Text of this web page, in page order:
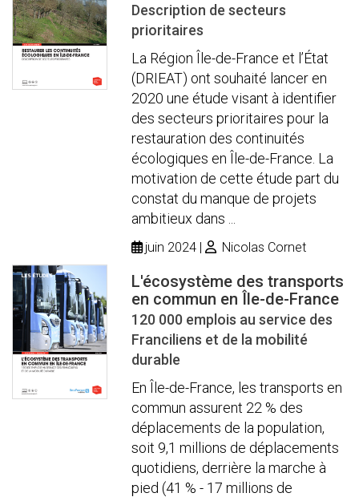
Description de secteurs
prioritaires
La Région Île-de-France et l’État
(DRIEAT) ont souhaité lancer en
2020 une étude visant à identifier
des secteurs prioritaires pour la
restauration des continuités
écologiques en Île-de-France. La
motivation de cette étude part du
constat du manque de projets
ambitieux dans ...
juin 2024 Nicolas Cornet
L'écosystème des transports
en commun en Île-de-France
120 000 emplois au service des
Franciliens et de la mobilité
durable
En Île-de-France, les transports en
commun assurent 22 % des
déplacements de la population,
soit 9,1 millions de déplacements
quotidiens, derrière la marche à
pied (41 % - 17 millions de